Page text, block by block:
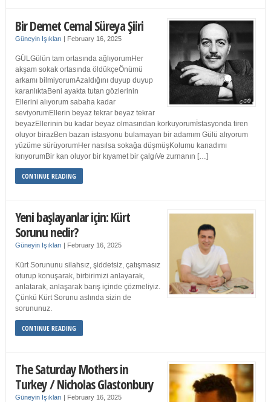
Bir Demet Cemal Süreya Şiiri
Güneyin Işıkları | February 16, 2025
GÜLGülün tam ortasında ağlıyorumHer
akşam sokak ortasında öldükçeÖnümü
arkamı bilmiyorumAzaldığını duyup duyup
karanlıktaBeni ayakta tutan gözlerinin
Ellerini alıyorum sabaha kadar
seviyorumEllerin beyaz tekrar beyaz tekrar
beyazEllerinin bu kadar beyaz olmasından korkuyorumİstasyonda tiren
oluyor birazBen bazan istasyonu bulamayan bir adamım Gülü alıyorum
yüzüme sürüyorumHer nasılsa sokağa düşmüşKolumu kanadımı
kırıyorumBir kan oluyor bir kıyamet bir çalgıVe zurnanın […]
CONTINUE READING
Yeni başlayanlar için: Kürt
Sorunu nedir?
Güneyin Işıkları | February 16, 2025
Kürt Sorununu silahsız, şiddetsiz, çatışmasız
oturup konuşarak, birbirimizi anlayarak,
anlatarak, anlaşarak barış içinde çözmeliyiz.
Çünkü Kürt Sorunu aslında sizin de
sorununuz.
CONTINUE READING
The Saturday Mothers in
Turkey / Nicholas Glastonbury
Güneyin Işıkları | February 16, 2025